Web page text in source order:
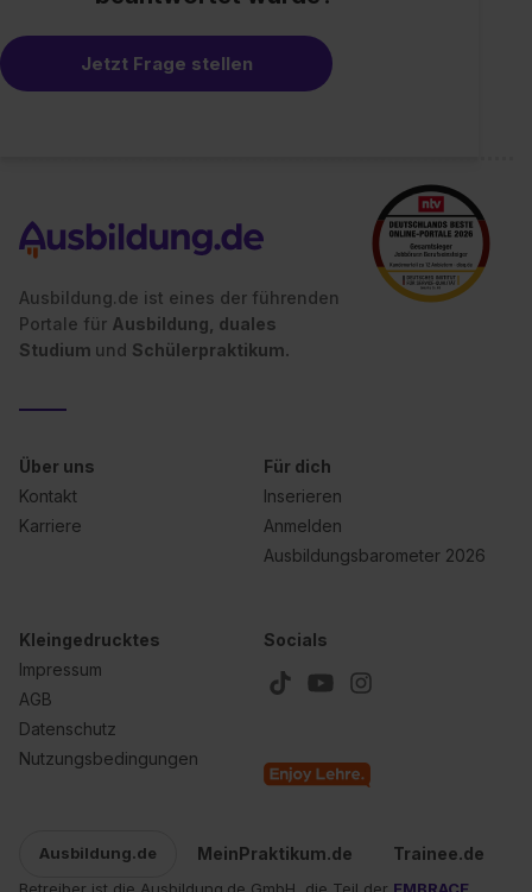
Jetzt Frage stellen
Ausbildung.de ist eines der führenden
Portale für Ausbildung, duales
Studium und Schülerpraktikum.
Über uns
Kontakt
Karriere
Für dich
Inserieren
Anmelden
Ausbildungsbarometer 2026
Kleingedrucktes
Impressum
AGB
Datenschutz
Nutzungsbedingungen
Socials
Ausbildung.de MeinPraktikum.de Trainee.de
Betreiber ist die Ausbildung.de GmbH, die Teil der EMBRACE